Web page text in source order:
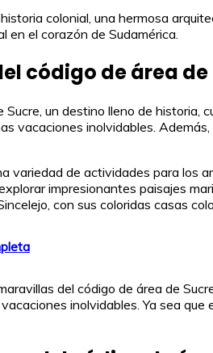
colonial, una hermosa
en el corazón de Sudamérica.
código de área de
un destino lleno de
vacaciones inolvidables.
variedad de actividades para los
impresionantes paisajes
con sus coloridas casas
del código de área de
inolvidables. Ya sea